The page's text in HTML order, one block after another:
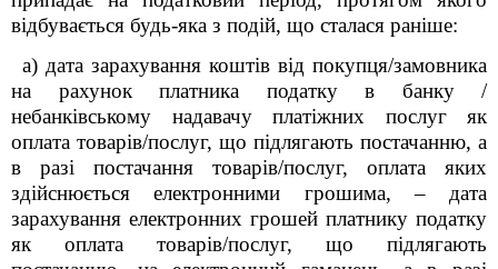
відбувається будь-яка з подій, що сталася раніше:
а) дата зарахування коштів від покупця/замовника
на рахунок платника податку в банку /
небанківському надавачу платіжних послуг як
оплата товарів/послуг, що підлягають постачанню, а
в разі постачання товарів/послуг, оплата яких
здійснюється електронними грошима, – дата
зарахування електронних грошей платнику податку
як оплата товарів/послуг, що підлягають